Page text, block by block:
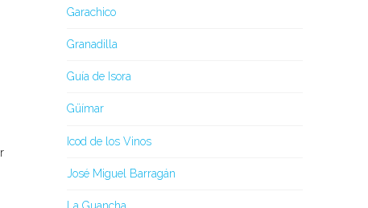
Garachico
Granadilla
Guía de Isora
Güímar
Icod de los Vinos
José Miguel Barragán